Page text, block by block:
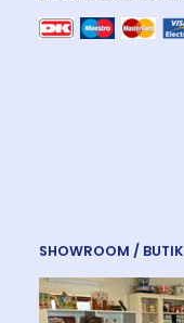
SHOWROOM / BUTIK